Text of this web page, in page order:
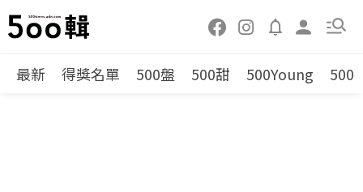
最新 得獎名單 500盤 500甜 500Young 500